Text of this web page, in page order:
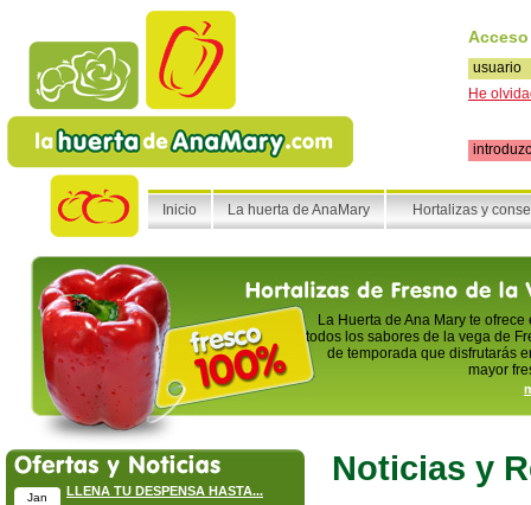
He
Inicio La huerta de AnaMary Hortalizas y
La Huerta de Ana Mary te
todos los sabores de la vega de
de temporada que disfrutarás
mayor
Jan
LLENA TU DESPENSA HASTA...
Noticias y